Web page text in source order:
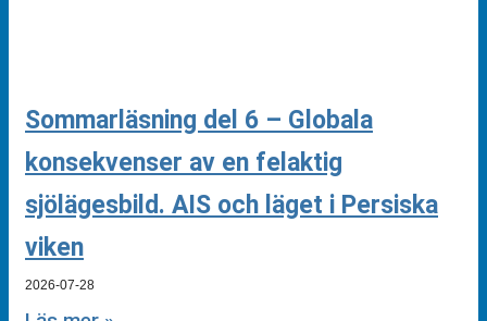
Sommarläsning del 6 – Globala
konsekvenser av en felaktig
sjölägesbild. AIS och läget i Persiska
viken
2026-07-28